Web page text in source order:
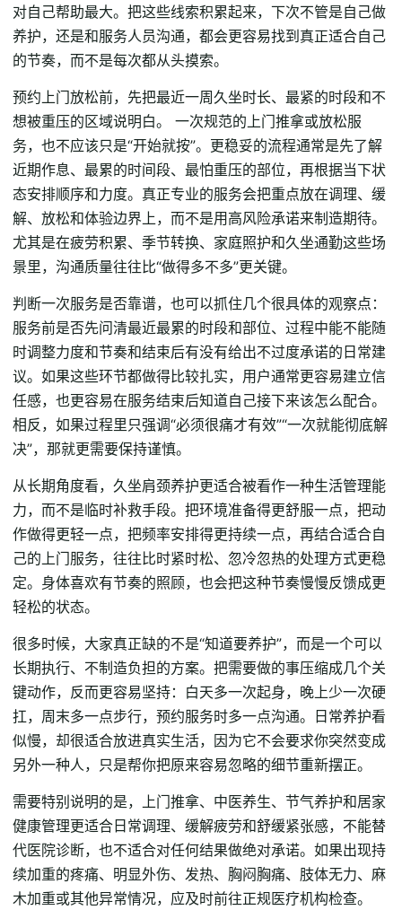
对自己帮助最大。把这些线索积累起来，下次不管是自己做
养护，还是和服务人员沟通，都会更容易找到真正适合自己
的节奏，而不是每次都从头摸索。
预约上门放松前，先把最近一周久坐时长、最紧的时段和不
想被重压的区域说明白。 一次规范的上门推拿或放松服
务，也不应该只是“开始就按”。更稳妥的流程通常是先了解
近期作息、最累的时间段、最怕重压的部位，再根据当下状
态安排顺序和力度。真正专业的服务会把重点放在调理、缓
解、放松和体验边界上，而不是用高风险承诺来制造期待。
尤其是在疲劳积累、季节转换、家庭照护和久坐通勤这些场
景里，沟通质量往往比“做得多不多”更关键。
判断一次服务是否靠谱，也可以抓住几个很具体的观察点：
服务前是否先问清最近最累的时段和部位、过程中能不能随
时调整力度和节奏和结束后有没有给出不过度承诺的日常建
议。如果这些环节都做得比较扎实，用户通常更容易建立信
任感，也更容易在服务结束后知道自己接下来该怎么配合。
相反，如果过程里只强调“必须很痛才有效”“一次就能彻底解
决”，那就更需要保持谨慎。
从长期角度看，久坐肩颈养护更适合被看作一种生活管理能
力，而不是临时补救手段。把环境准备得更舒服一点，把动
作做得更轻一点，把频率安排得更持续一点，再结合适合自
己的上门服务，往往比时紧时松、忽冷忽热的处理方式更稳
定。身体喜欢有节奏的照顾，也会把这种节奏慢慢反馈成更
轻松的状态。
很多时候，大家真正缺的不是“知道要养护”，而是一个可以
长期执行、不制造负担的方案。把需要做的事压缩成几个关
键动作，反而更容易坚持：白天多一次起身，晚上少一次硬
扛，周末多一点步行，预约服务时多一点沟通。日常养护看
似慢，却很适合放进真实生活，因为它不会要求你突然变成
另外一种人，只是帮你把原来容易忽略的细节重新摆正。
需要特别说明的是，上门推拿、中医养生、节气养护和居家
健康管理更适合日常调理、缓解疲劳和舒缓紧张感，不能替
代医院诊断，也不适合对任何结果做绝对承诺。如果出现持
续加重的疼痛、明显外伤、发热、胸闷胸痛、肢体无力、麻
木加重或其他异常情况，应及时前往正规医疗机构检查。